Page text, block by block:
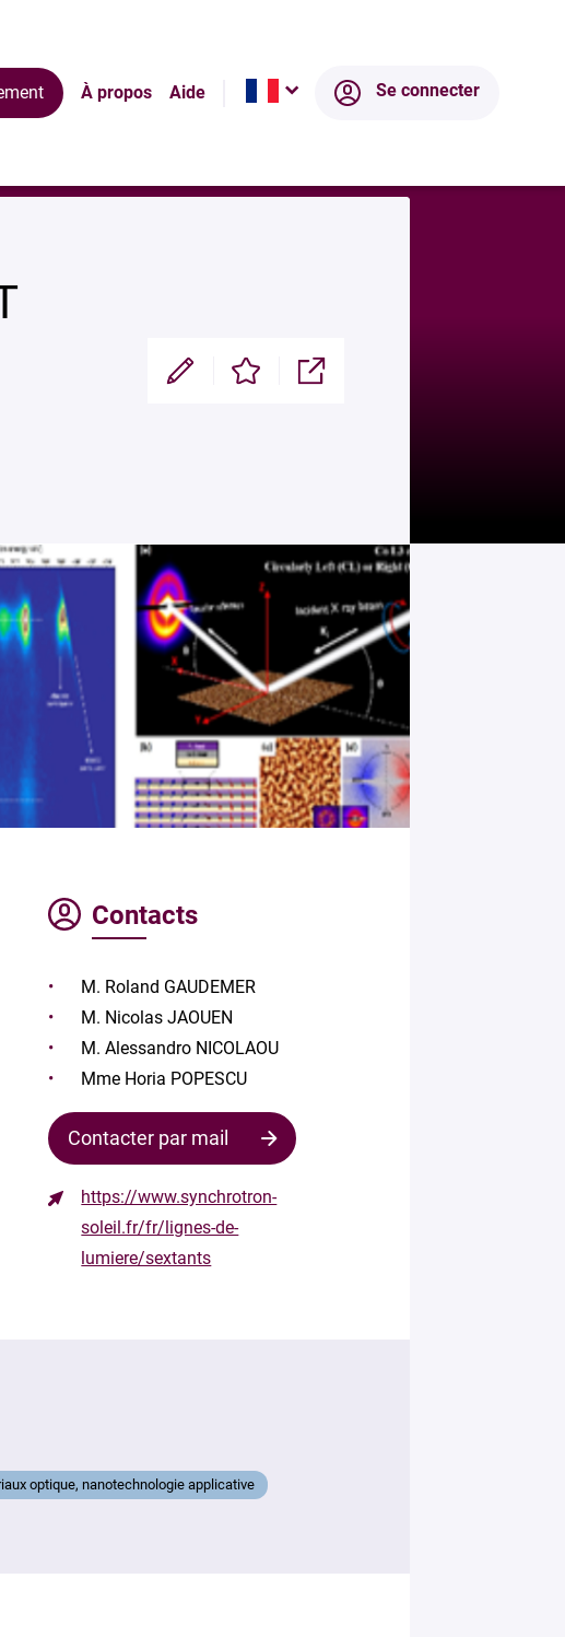
À propos Aide Se connecter
Modifier Enregistrer Partager
Contacts
M. Roland GAUDEMER
M. Nicolas JAOUEN
M. Alessandro NICOLAOU
Mme Horia POPESCU
Contacter par mail
Contacter
https://www.synchrotron-
soleil.fr/fr/lignes-de-
lumiere/sextants
optique, nanotechnologie applicative